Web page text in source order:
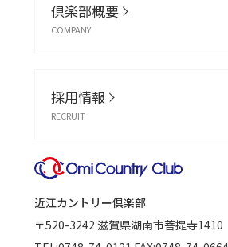
倶楽部概要
COMPANY
採用情報
RECRUIT
近江カントリー倶楽部
〒520-3242 滋賀県湖南市菩提寺1410